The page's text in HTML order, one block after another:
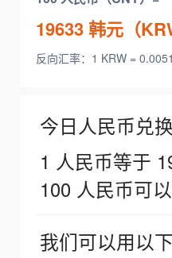
19633韩元（
反向汇率：1 KRW =
今日人民币兑
1 人民币等于
100 人民币可
我们可以用以